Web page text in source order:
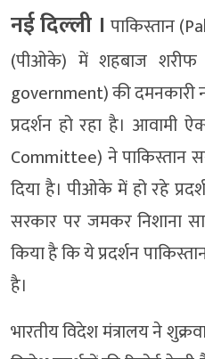
नई दिल्‍ली । पाकिस्तान
(पीओके) में शहबाज शरीफ
government) की दमनकारी
प्रदर्शन हो रहा है। आवामी
Committee) ने
दिया है। पीओके में हो रहे
सरकार पर जमकर निशाना
किया है कि ये प्रदर्शन
है।
भारतीय विदेश मंत्रालय ने